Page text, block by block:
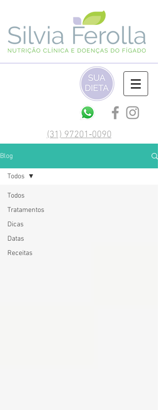
(‪31) 97201‑0090‬
Blog
Todos
Tratamentos
Dicas
Datas
Receitas
Todos